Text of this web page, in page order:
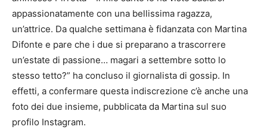
appassionatamente con una bellissima ragazza,
un’attrice. Da qualche settimana è fidanzata con Martina
Difonte e pare che i due si preparano a trascorrere
un’estate di passione… magari a settembre sotto lo
stesso tetto?” ha concluso il giornalista di gossip. In
effetti, a confermare questa indiscrezione c’è anche una
foto dei due insieme, pubblicata da Martina sul suo
profilo Instagram.